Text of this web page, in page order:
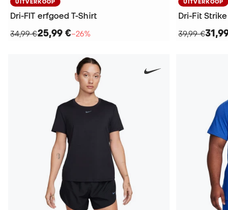
UITVERKOOP
Dri-FIT erfgoed T-Shirt
34,99 €25,99 €−26%
UITVERKOOP
Dri-Fit
39,99 €